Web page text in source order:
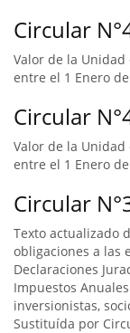
Circular
Valor de la
entre el 1 Enero
Circular
Valor de la
entre el 1 Enero
Circular
Texto actualizado
obligaciones a las
Declaraciones
Impuestos
inversionistas,
Sustituída por